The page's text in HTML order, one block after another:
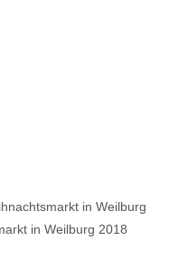
in Weilburg
in Weilburg 2018